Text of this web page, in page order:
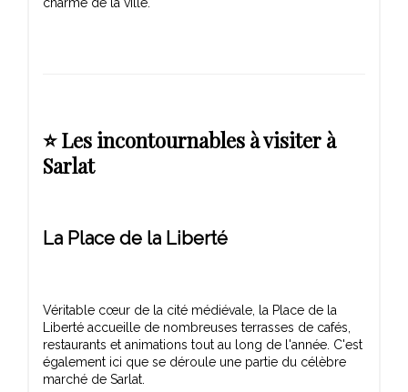
⭐ Les incontournables à visiter à
Sarlat
La Place de la Liberté
Véritable cœur de la cité médiévale, la Place de la
Liberté accueille de nombreuses terrasses de cafés,
restaurants et animations tout au long de l'année. C'est
également ici que se déroule une partie du célèbre